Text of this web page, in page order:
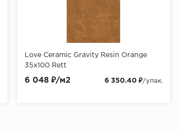
Love Ceramic Gravity Resin Orange
35x100 Rett
6 048 ₽/м2 6 350.40 ₽/упак.